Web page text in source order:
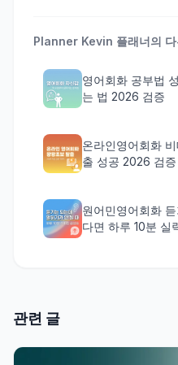
Planner Kevin 플래너의
영어회화 공부법
는 법 2026 검증
온라인영어회화
출 성공 2026 검증
원어민영어회화
다면 하루 10분 실
관련 글